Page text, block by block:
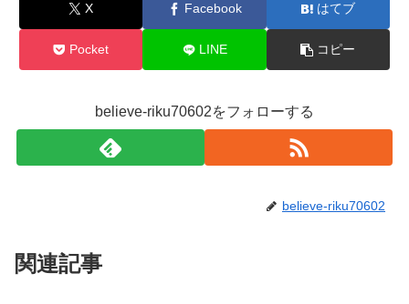
X Facebook はてブ
Pocket LINE コピー
believe-riku70602をフォローする
believe-riku70602
関連記事